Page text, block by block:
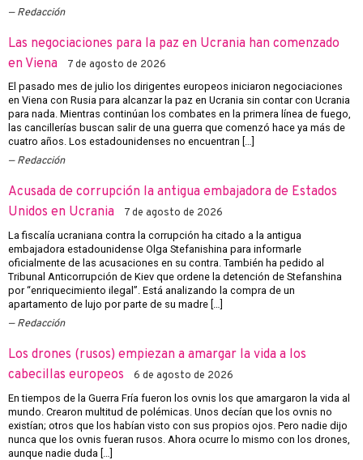
Redacción
Las negociaciones para la paz en Ucrania han comenzado
en Viena
7 de agosto de 2026
El pasado mes de julio los dirigentes europeos iniciaron negociaciones
en Viena con Rusia para alcanzar la paz en Ucrania sin contar con Ucrania
para nada. Mientras continúan los combates en la primera línea de fuego,
las cancillerías buscan salir de una guerra que comenzó hace ya más de
cuatro años. Los estadounidenses no encuentran […]
Redacción
Acusada de corrupción la antigua embajadora de Estados
Unidos en Ucrania
7 de agosto de 2026
La fiscalía ucraniana contra la corrupción ha citado a la antigua
embajadora estadounidense Olga Stefanishina para informarle
oficialmente de las acusaciones en su contra. También ha pedido al
Tribunal Anticorrupción de Kiev que ordene la detención de Stefanshina
por “enriquecimiento ilegal”. Está analizando la compra de un
apartamento de lujo por parte de su madre […]
Redacción
Los drones (rusos) empiezan a amargar la vida a los
cabecillas europeos
6 de agosto de 2026
En tiempos de la Guerra Fría fueron los ovnis los que amargaron la vida al
mundo. Crearon multitud de polémicas. Unos decían que los ovnis no
existían; otros que los habían visto con sus propios ojos. Pero nadie dijo
nunca que los ovnis fueran rusos. Ahora ocurre lo mismo con los drones,
aunque nadie duda […]